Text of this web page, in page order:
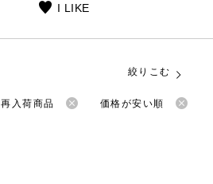
I LIKE
絞りこむ
再入荷商品 価格が安い順